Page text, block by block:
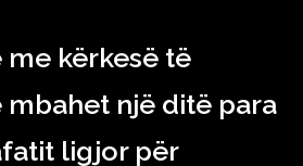
me kërkesë të
mbahet një ditë para
ligjor për